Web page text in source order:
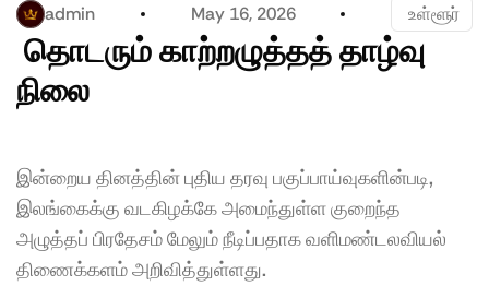
admin May 16, 2026 உள்ளூர்
நிலை
இன்றைய தினத்தின் புதிய தரவு பகுப்பாய்வுகளின்படி,
இலங்கைக்கு வடகிழக்கே அமைந்துள்ள குறைந்த
அழுத்தப் பிரதேசம் மேலும் நீடிப்பதாக வளிமண்டலவியல்
திணைக்களம் அறிவித்துள்ளது.